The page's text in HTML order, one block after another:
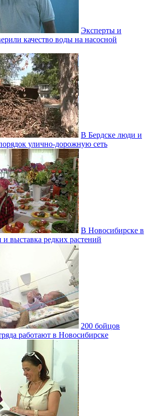
Эксперты и
качество воды на насосной
В Бердске люди и
улично‑дорожную сеть
В Новосибирске в
и выставка редких растений
200 бойцов
работают в Новосибирске